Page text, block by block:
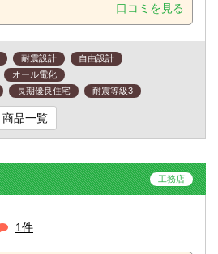
口コミを見る
耐震設計
自由設計
オール電化
長期優良住宅 耐震等級3
商品一覧
工務店
1件